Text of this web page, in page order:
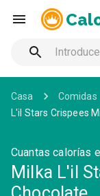
Casa Comidas
L'il Stars Crispees
Cuantas calorías
Milka L'il